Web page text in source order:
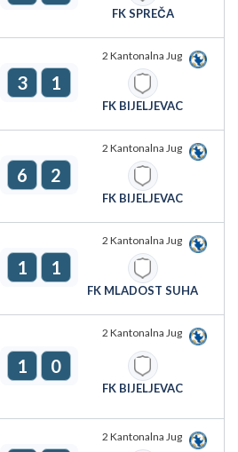
FK SPREČA
2 Kantonalna Jug
3 1
FK BIJELJEVAC
2 Kantonalna Jug
6 2
FK BIJELJEVAC
2 Kantonalna Jug
1 1
FK MLADOST SUHA
2 Kantonalna Jug
1 0
FK BIJELJEVAC
2 Kantonalna Jug